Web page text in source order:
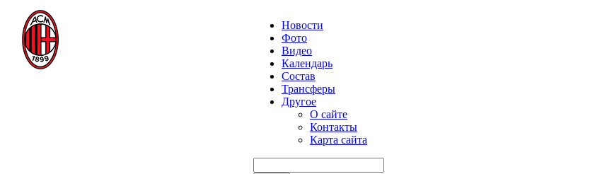
Новости
Фото
Видео
Календарь
Состав
Трансферы
Другое
О сайте
Контакты
Карта сайта